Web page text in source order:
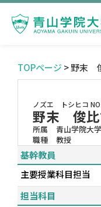
TOPページ > 野末
ノズエ トシヒコ
野末 俊
所属
青山学院大
職種
教授
基幹教員
主要授業科目担当
担当科目